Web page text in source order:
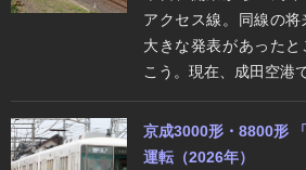
アクセス線。同線の
大きな発表があった
こう。現在、成田空港で
京成3000形・8800形
運転（2026年）